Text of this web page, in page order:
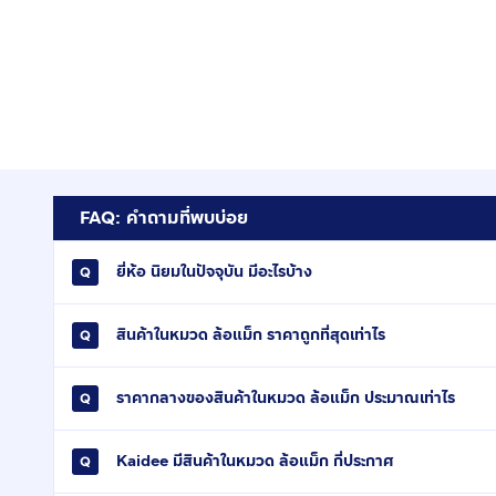
FAQ: คำถามที่พบบ่อย
ยี่ห้อ นิยมในปัจจุบัน มีอะไรบ้าง
สินค้าในหมวด ล้อแม็ก ราคาถูกที่สุดเท่าไร
ราคากลางของสินค้าในหมวด ล้อแม็ก ประมาณเท่าไร
Kaidee มีสินค้าในหมวด ล้อแม็ก กี่ประกาศ